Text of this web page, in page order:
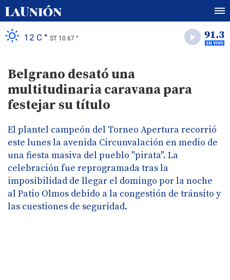
12 C ° ST 10.67 °
Belgrano desató una
multitudinaria caravana para
festejar su título
El plantel campeón del Torneo Apertura recorrió
este lunes la avenida Circunvalación en medio de
una fiesta masiva del pueblo "pirata". La
celebración fue reprogramada tras la
imposibilidad de llegar el domingo por la noche
al Patio Olmos debido a la congestión de tránsito y
las cuestiones de seguridad.